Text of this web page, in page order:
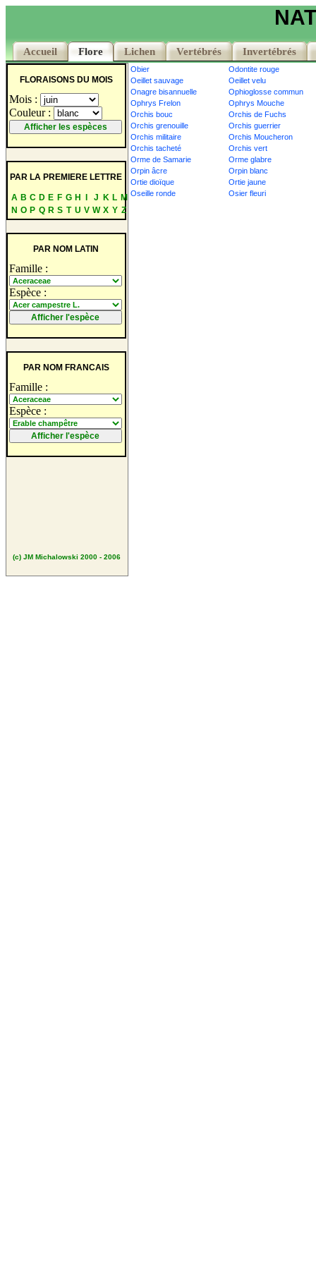
Accueil Flore Lichen Vertébrés Invertébrés
Accueil Flore Lichen Vertébrés Invertébrés
FLORAISONS DU MOIS
Mois :
Couleur :
PAR LA PREMIERE LETTRE
A B C D E F G H J K L M
N O P Q R S T U V W X Y Z
PAR NOM LATIN
Famille :
Espèce :
PAR NOM FRANCAIS
Famille :
Espèce :
(c) JM Michalowski 2000 - 2006
Obier
Odontite rouge
Oeillet sauvage
Oeillet velu
Onagre bisannuelle
Ophioglosse commun
Ophrys Frelon
Ophrys Mouche
Orchis bouc
Orchis de Fuchs
Orchis grenouille
Orchis guerrier
Orchis militaire
Orchis Moucheron
Orchis tacheté
Orchis vert
Orme de Samarie
Orme glabre
Orpin âcre
Orpin blanc
Ortie dioïque
Ortie jaune
Oseille ronde
Osier fleuri